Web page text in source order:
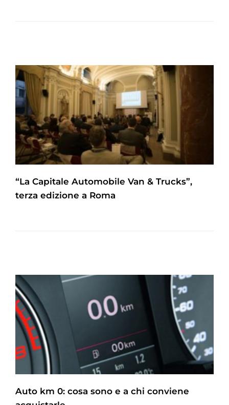
“La Capitale Automobile Van & Trucks”,
terza edizione a Roma
Auto km 0: cosa sono e a chi conviene